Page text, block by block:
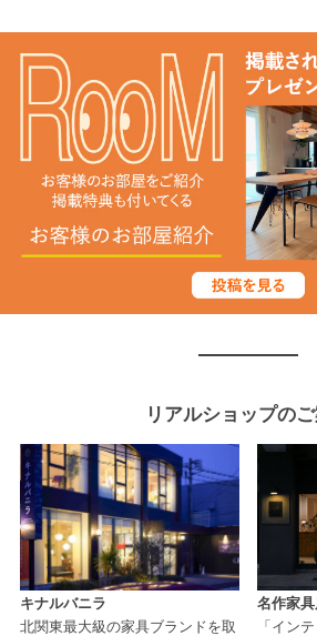
リアルショップの
キナルバニラ
北関東最大級の家具ブランドを取
名作家
「イン